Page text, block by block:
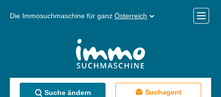
Die Immosuchmaschine für ganz Österreich
Menü
Suche ändern Suchagent